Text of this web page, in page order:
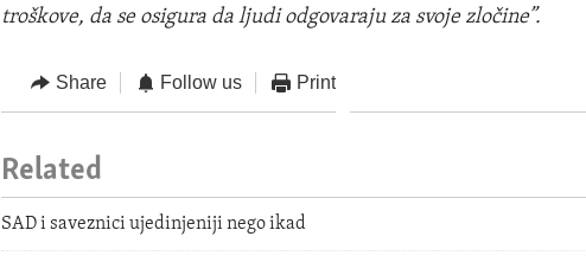
troškove, da se osigura da ljudi odgovaraju za svoje zločine”.
Share Follow us Print
Related
SAD i saveznici ujedinjeniji nego ikad